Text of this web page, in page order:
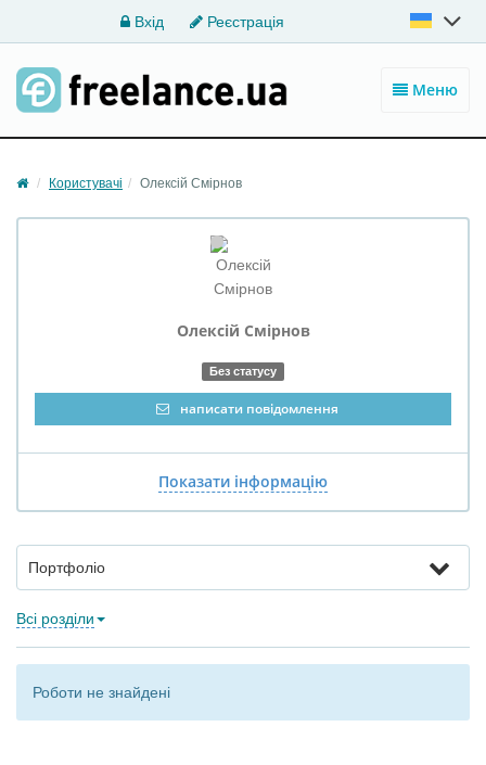
Вхід Реєстрація
Меню
Користувачі Олексій Смірнов
Олексій Смірнов
Без статусу
написати повідомлення
Показати інформацію
Портфоліо
Всі розділи
Роботи не знайдені